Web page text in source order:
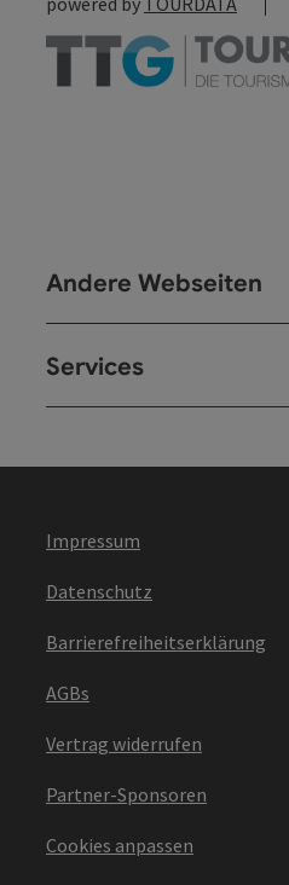
Andere Webseiten
Services
Impressum
Datenschutz
Barrierefreiheitserklärung
AGBs
Vertrag widerrufen
Partner-Sponsoren
Cookies anpassen